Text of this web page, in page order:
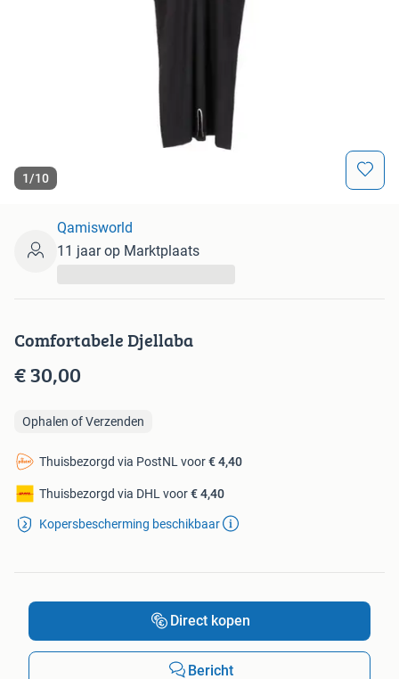
1/10
Comfortabele Djellaba
€ 30,00
Ophalen of Verzenden
Thuisbezorgd via PostNL voor€ 4,40
Thuisbezorgd via DHL voor€ 4,40
Kopersbescherming beschikbaar
Qamisworld
11 jaar op Marktplaats
Direct kopen
Bericht